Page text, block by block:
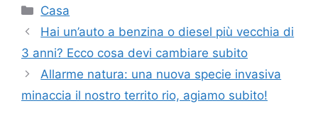
Categorie
Casa
Hai un’auto a benzina o diesel più vecchia di
3 anni? Ecco cosa devi cambiare subito
Allarme natura: una nuova specie invasiva
minaccia il nostro territo rio, agiamo subito!